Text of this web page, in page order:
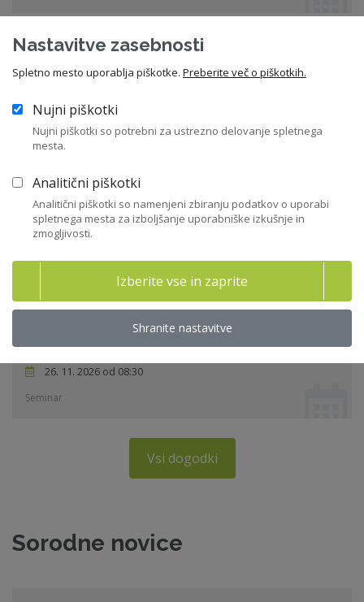
Vstopite v knjižnico
Aktualni dogodki
01. 12. 2026 od 09:00
Upravljanje skupin podjetij - 2026
Ljubljana
26. 11. 2026 od 08:30
Seminar
Vsi dogodki
Sorodne novice
Nastavitve zasebnosti
Spletno mesto uporablja piškotke. Preberite več o piškotkih.
Nujni piškotki
Nujni piškotki so potrebni za ustrezno delovanje spletnega
mesta.
Analitični piškotki
Analitični piškotki so namenjeni zbiranju podatkov o uporabi
spletnega mesta za izboljšanje uporabniške izkušnje in
zmogljivosti.
Izberite vse in zaprite
Shranite nastavitve